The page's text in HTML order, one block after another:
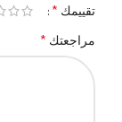
تقييمك *
مراجعتك *